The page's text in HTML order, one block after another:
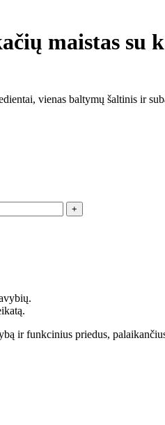
maistas su
vienas baltymų šaltinis ir
ir funkcinius priedus,